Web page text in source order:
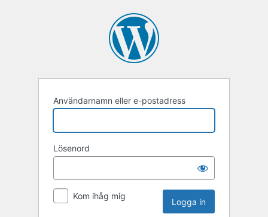
Användarnamn eller e-postadress
Lösenord
Kom ihåg mig